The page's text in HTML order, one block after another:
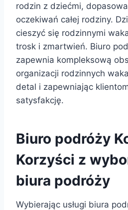
rodzin z dziećmi,
oczekiwań całej rodziny.
cieszyć się rodzinnymi
trosk i zmartwień. Biuro
zapewnia kompleksową
organizacji rodzinnych
detal i zapewniając
satysfakcję.
Biuro podróży
Korzyści z
biura podróży
Wybierając usługi biura